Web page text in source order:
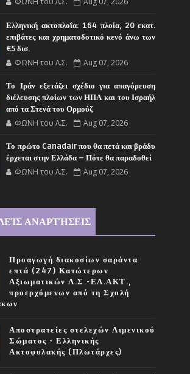
Ελληνική ακτοπλοΐα: 164 πλοία, 20 εκατ.
επιβάτες και χρηματοδοτικό κενό άνω των
€5 δισ.
ΦΩΝΗ του Λ.Σ. Aug 07, 2026
Το Ιράν εξετάζει σχέδιο για απαγόρευση
διέλευσης πλοίων των ΗΠΑ και του Ισραήλ
από τα Στενά του Ορμούζ
ΦΩΝΗ του Λ.Σ. Aug 07, 2026
Το πρώτο Canadair που θα πετά και βράδυ
έρχεται στην Ελλάδα – Πότε θα παραδοθεί
ΦΩΝΗ του Λ.Σ. Aug 07, 2026
ΑΝΑΡΤΉΣΕΙΣ
Προαγωγή διακοσίων σαράντα
επτά (247) Κατώτερων
Αξιωματικών Λ.Σ.-ΕΛ.ΑΚΤ.,
προερχόμενων από τη Σχολή
Αποστρατείες στελεχών Λιμενικού
Σώματος - Ελληνικής
Ακτοφυλακής (Πλωτάρχες)